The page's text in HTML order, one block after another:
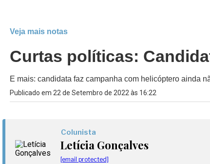
Veja mais notas
Curtas políticas:
E mais: candidata faz campanha com helicóptero ainda
Publicado em 22 de Setembro de 2022 às 16:22
Colunista
Letícia Gonçalves
[email protected]